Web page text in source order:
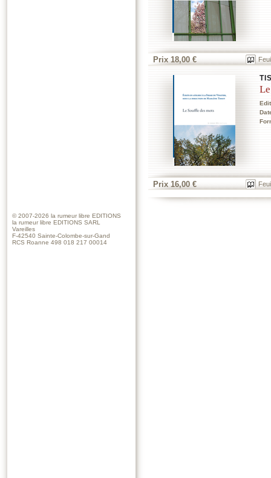
Prix 18,00 €
Prix 16,00 €
© 2007-2026 la rumeur libre EDITIONS
la rumeur libre EDITIONS SARL
Vareilles
F-42540 Sainte-Colombe-sur-Gand
RCS Roanne 498 018 217 00014